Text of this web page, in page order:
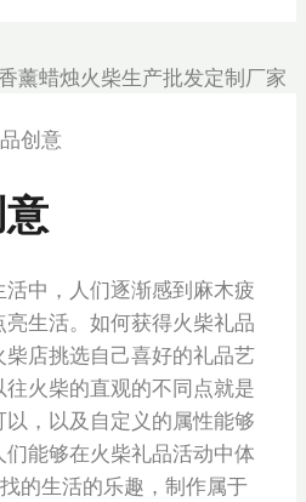
创意
中，人们逐渐感到麻木疲
生活。如何获得火柴礼品
店挑选自己喜好的礼品艺
火柴的直观的不同点就是
，以及自定义的属性能够
能够在火柴礼品活动中体
的生活的乐趣，制作属于